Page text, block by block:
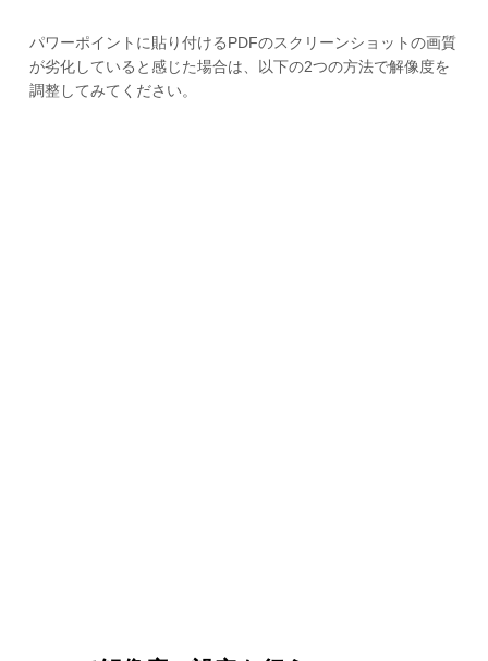
パワーポイントに貼り付けるPDFのスクリーンショットの画質
が劣化していると感じた場合は、以下の2つの方法で解像度を
調整してみてください。